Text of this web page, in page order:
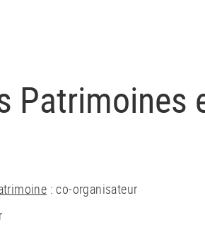
Patrimoines
: co-organisateur